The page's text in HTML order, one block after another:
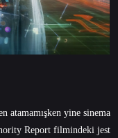
atamamışken yine sinema
Report filmindeki jest